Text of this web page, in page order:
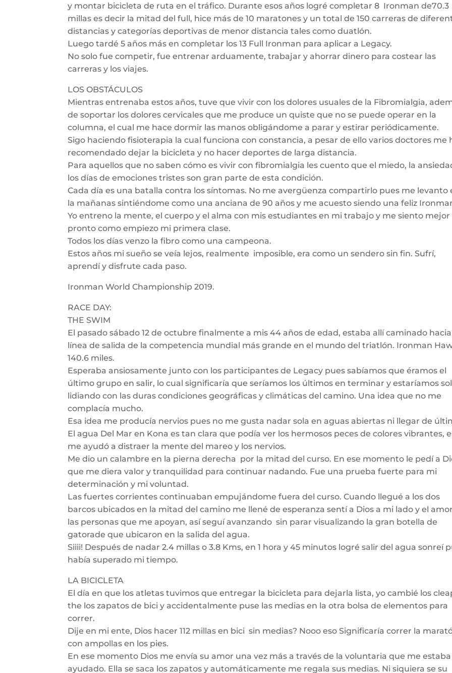
y montar bicicleta de ruta en el tráfico. Durante esos años logré completar 8 Ironman de70.3
millas es decir la mitad del full, hice más de 10 maratones y un total de 150 carreras de
distancias y categorías deportivas de menor distancia tales como duatlón.
Luego tardé 5 años más en completar los 13 Full Ironman para aplicar a Legacy.
No solo fue competir, fue entrenar arduamente, trabajar y ahorrar dinero para costear las
carreras y los viajes.
LOS OBSTÁCULOS
Mientras entrenaba estos años, tuve que vivir con los dolores usuales de la Fibromialgia,
de soportar los dolores cervicales que me produce un quiste que no se puede operar en la
columna, el cual me hace dormir las manos obligándome a parar y estirar periódicamente.
Sigo haciendo fisioterapia la cual funciona con constancia, a pesar de ello varios doctores me
recomendado dejar la bicicleta y no hacer deportes de larga distancia.
Para aquellos que no saben cómo es vivir con fibromialgia les cuento que el miedo, la
los días de emociones tristes son gran parte de esta condición.
Cada día es una batalla contra los síntomas. No me avergüenza compartirlo pues me levanto
la mañanas sintiéndome como una anciana de 90 años y me acuesto siendo una feliz
Yo entreno la mente, el cuerpo y el alma con mis estudiantes en mi trabajo y me siento
pronto como empiezo mi primera clase.
Todos los días venzo la fibro como una campeona.
Estos años mi sueño se veía lejos, realmente imposible, era como un sendero sin fin. Sufrí,
aprendí y disfrute cada paso.
Ironman World Championship 2019.
RACE DAY:
THE SWIM
El pasado sábado 12 de octubre finalmente a mis 44 años de edad, estaba allí caminado
línea de salida de la competencia mundial más grande en el mundo del triatlón. Ironman
140.6 miles.
Esperaba ansiosamente junto con los participantes de Legacy pues sabíamos que éramos el
último grupo en salir, lo cual significaría que seríamos los últimos en terminar y estaríamos
lidiando con las duras condiciones geográficas y climáticas del camino. Una idea que no me
complacía mucho.
Esa idea me producía nervios pues no me gusta nadar sola en aguas abiertas ni llegar de
El agua Del Mar en Kona es tan clara que podía ver los hermosos peces de colores vibrantes,
me ayudó a distraer la mente del mareo y los nervios.
Me dio un calambre en la pierna derecha por la mitad del curso. En ese momento le pedí a
que me diera valor y tranquilidad para continuar nadando. Fue una prueba fuerte para mi
determinación y mi voluntad.
Las fuertes corrientes continuaban empujándome fuera del curso. Cuando llegué a los dos
barcos ubicados en la mitad del camino me llené de esperanza sentí a Dios a mi lado y el
las personas que me apoyan, así seguí avanzando sin parar visualizando la gran botella de
gatorade que ubicaron en la salida del agua.
Siiii! Después de nadar 2.4 millas o 3.8 Kms, en 1 hora y 45 minutos logré salir del agua sonreí
había superado mi tiempo.
LA BICICLETA
El día en que los atletas tuvimos que entregar la bicicleta para dejarla lista, yo cambié los
the los zapatos de bici y accidentalmente puse las medias en la otra bolsa de elementos para
correr.
Dije en mi ente, Dios hacer 112 millas en bici sin medias? Nooo eso Significaría correr la
con ampollas en los pies.
En ese momento Dios me envía su amor una vez más a través de la voluntaria que me estaba
ayudado. Ella se saca los zapatos y automáticamente me regala sus medias. Ni siquiera se su